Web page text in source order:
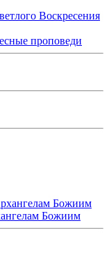
проповеди
Божиим